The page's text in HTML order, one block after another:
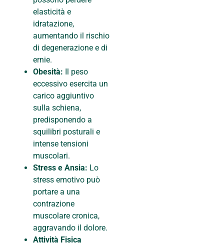
elasticità e
idratazione,
aumentando il rischio
di degenerazione e di
ernie.
Obesità: Il peso
eccessivo esercita un
carico aggiuntivo
sulla schiena,
predisponendo a
squilibri posturali e
intense tensioni
muscolari.
Stress e Ansia: Lo
stress emotivo può
portare a una
contrazione
muscolare cronica,
aggravando il dolore.
Attività Fisica